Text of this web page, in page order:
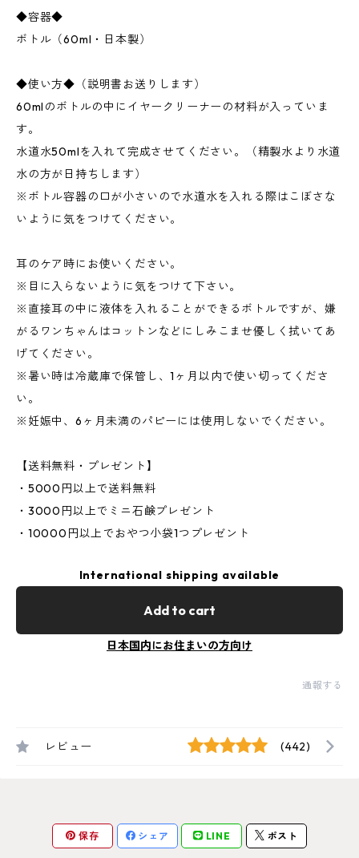
◆容器◆
ボトル（60ml・日本製）
◆使い方◆（説明書お送りします）
60mlのボトルの中にイヤークリーナーの材料が入っていま
す。
水道水50mlを入れて完成させてください。（精製水より水道
水の方が日持ちします）
※ボトル容器の口が小さいので水道水を入れる際はこぼさな
いように気をつけてください。
耳のケア時にお使いください。
※目に入らないように気をつけて下さい。
※直接耳の中に液体を入れることができるボトルですが、嫌
がるワンちゃんはコットンなどにしみこませ優しく拭いてあ
げてください。
※暑い時は冷蔵庫で保管し、1ヶ月以内で使い切ってくださ
い。
※妊娠中、6ヶ月未満のパピーには使用しないでください。
【送料無料・プレゼント】
・5000円以上で送料無料
・3000円以上でミニ石鹸プレゼント
・10000円以上でおやつ小袋1つプレゼント
International shipping available
Add to cart
日本国内にお住まいの方向け
通報する
レビュー (442)
保存 シェア LINE ポスト